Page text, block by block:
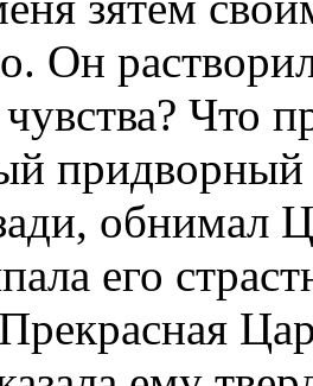
Он
Что
придворный
обнимал
его